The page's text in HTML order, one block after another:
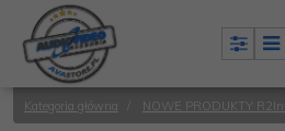
Kategoria główna NOWE PRODUKTY